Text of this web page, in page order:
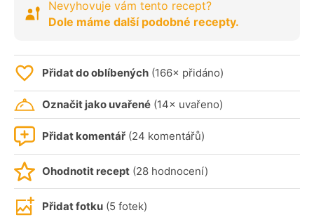
Nevyhovuje vám tento recept?
Dole máme další podobné recepty.
Přidat do oblíbených (166× přidáno)
Označit jako uvařené (14× uvařeno)
Přidat komentář (24 komentářů)
Ohodnotit recept (28 hodnocení)
Přidat fotku (5 fotek)